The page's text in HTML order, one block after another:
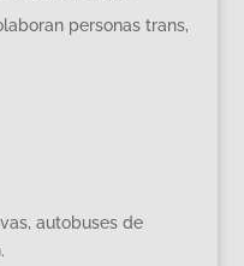
personas trans,
autobuses de